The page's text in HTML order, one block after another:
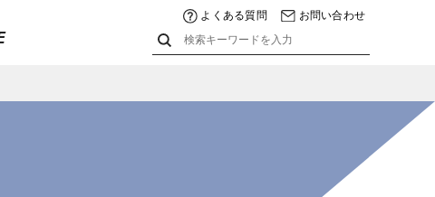
よくある質問 お問い合わせ